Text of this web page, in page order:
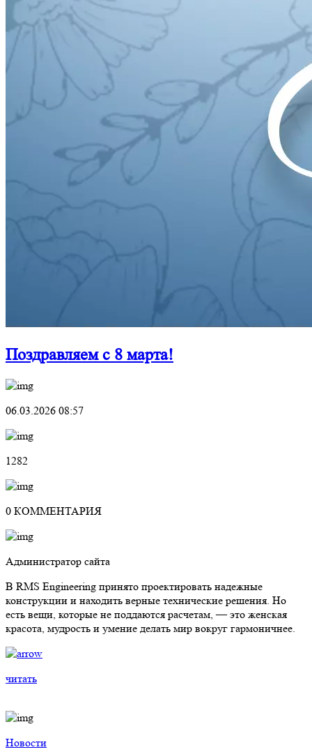
Поздравляем с 8 марта!
06.03.2026 08:57
1282
0 КОММЕНТАРИЯ
Администратор сайта
В RMS Engineering принято проектировать надежные
конструкции и находить верные технические решения. Но
есть вещи, которые не поддаются расчетам, — это женская
красота, мудрость и умение делать мир вокруг гармоничнее.
читать
Новости